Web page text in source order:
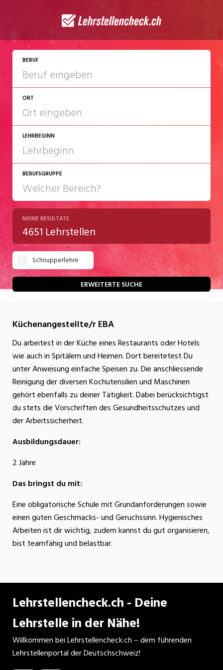
BERUF
ORT
LEHRBEGINN
2027
2028
BERUFSGRUPPE
Chemie/Pharma
Gastgewerbe
Gesundheit/Pflege/Soziales
Handwerk/Technik
Kultur
Nahrung
Natur
Verkehr/Logistik
Wirtschaft/Verwaltung
MEINE RESULTATE
4651 Lehrstellen
Schnupperlehre
ERWEITERTE SUCHE
Küchenangestellte/r EBA
Du arbeitest in der Küche eines Restaurants oder Hotels
wie auch in Spitälern und Heimen. Dort bereitetest Du
unter Anweisung einfache Speisen zu. Die anschliessende
Reinigung der diversen Kochutensilien und Maschinen
gehört ebenfalls zu deiner Tätigkeit. Dabei berücksichtigst
du stets die Vorschriften des Gesundheitsschutzes und
der Arbeitssicherheit.
Ausbildungsdauer:
2 Jahre
Das bringst du mit:
Eine obligatorische Schule mit Grundanforderungen sowie
einen guten Geschmacks- und Geruchssinn. Hygienisches
Arbeiten ist dir wichtig, zudem kannst du gut organisieren,
bist teamfähig und belastbar.
Lehrstellencheck.ch - Deine
Lehrstelle in der Nähe!
Willkommen bei Lehrstellencheck.ch – dem führenden
Lehrstellenportal der Deutschschweiz!